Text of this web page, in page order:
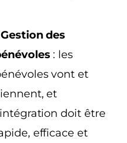
Gestion des
: les
vont et
et
doit être
efficace et